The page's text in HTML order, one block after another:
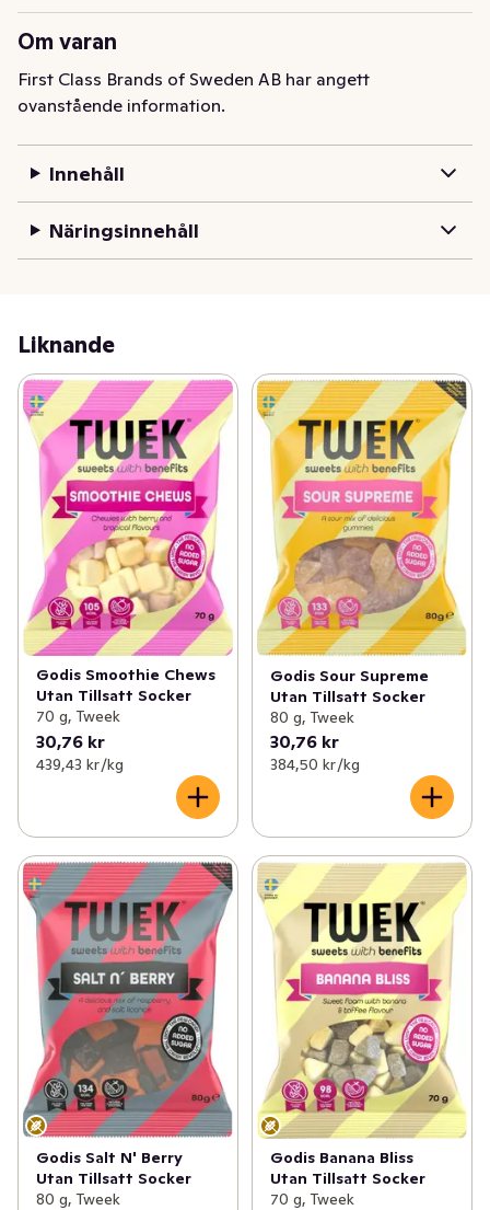
Om varan
First Class Brands of Sweden AB har angett
ovanstående information.
Innehåll
Näringsinnehåll
Liknande
Godis Smoothie Chews
Utan Tillsatt Socker
70 g, Tweek
30,76 kr
439,43 kr /kg
Godis Sour Supreme
Utan Tillsatt Socker
80 g, Tweek
30,76 kr
384,50 kr /kg
Godis Salt N' Berry
Utan Tillsatt Socker
80 g, Tweek
Godis Banana Bliss
Utan Tillsatt Socker
70 g, Tweek